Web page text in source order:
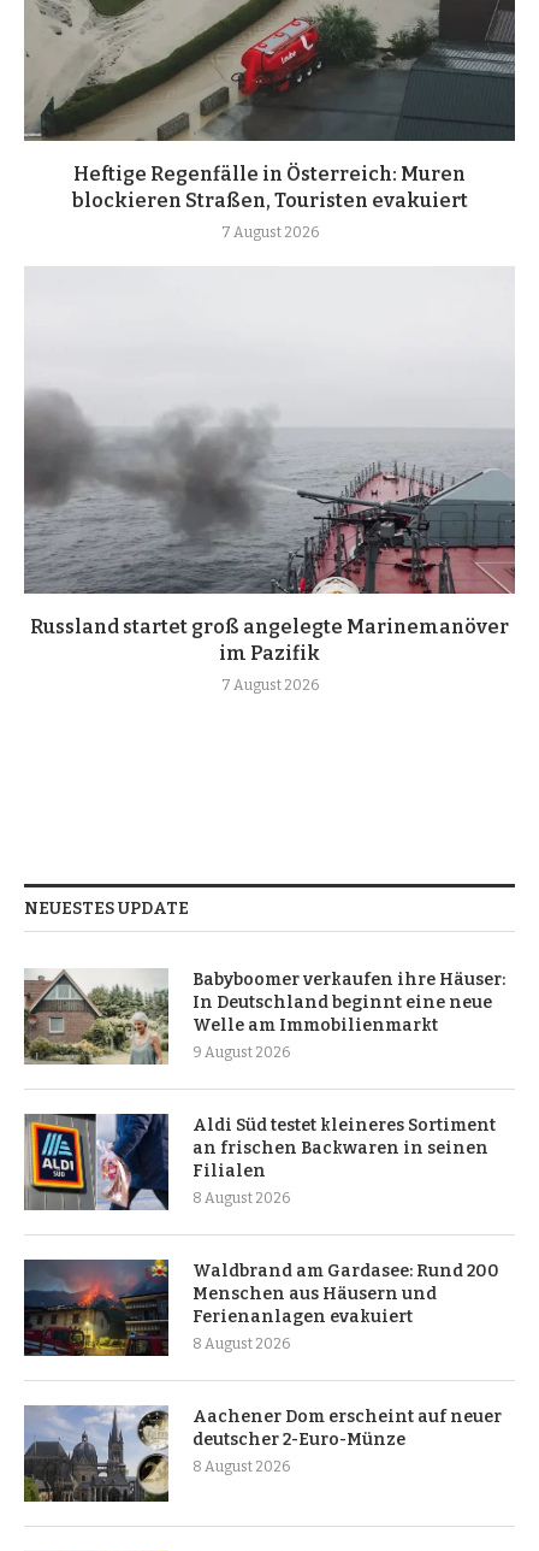
Heftige Regenfälle in Österreich: Muren
blockieren Straßen, Touristen evakuiert
7 August 2026
Russland startet groß angelegte Marinemanöver
im Pazifik
7 August 2026
NEUESTES UPDATE
Babyboomer verkaufen ihre Häuser:
In Deutschland beginnt eine neue
Welle am Immobilienmarkt
9 August 2026
Aldi Süd testet kleineres Sortiment
an frischen Backwaren in seinen
Filialen
8 August 2026
Waldbrand am Gardasee: Rund 200
Menschen aus Häusern und
Ferienanlagen evakuiert
8 August 2026
Aachener Dom erscheint auf neuer
deutscher 2-Euro-Münze
8 August 2026